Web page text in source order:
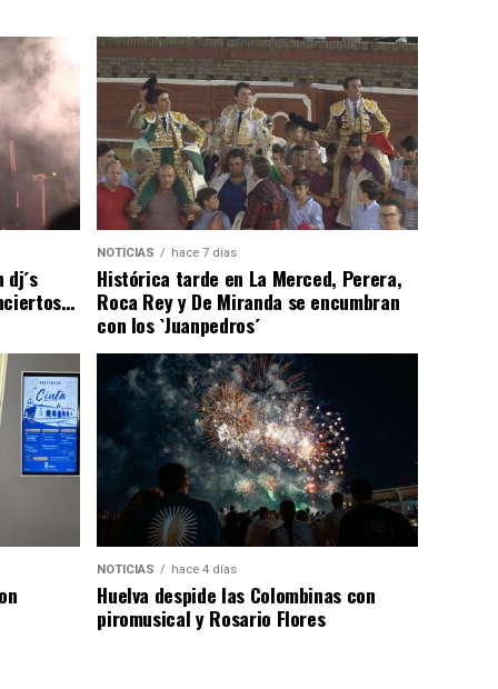
NOTICIAS hace 7 días
Histórica tarde en La Merced, Perera,
Roca Rey y De Miranda se encumbran
con los `Juanpedros´
NOTICIAS hace 4 días
Huelva despide las Colombinas con
piromusical y Rosario Flores